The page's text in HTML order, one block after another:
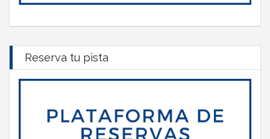
Reserva tu pista